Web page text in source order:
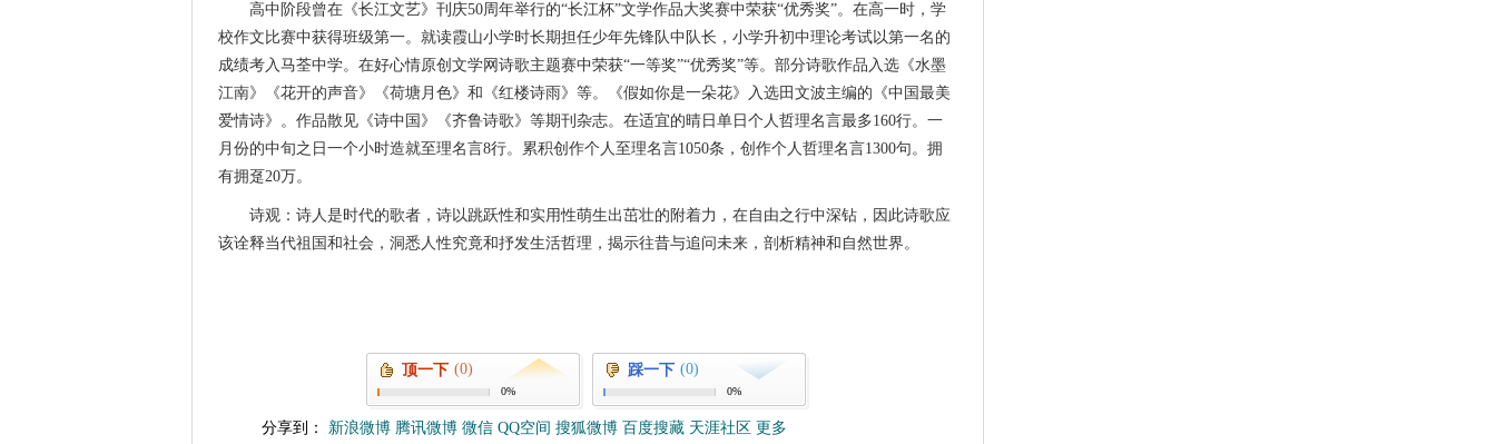
高中阶段曾在《长江文艺》刊庆50周年举行的“长江杯”文学作品大奖赛中荣获“优秀奖”。在高一时，学
校作文比赛中获得班级第一。就读霞山小学时长期担任少年先锋队中队长，小学升初中理论考试以第一名的
成绩考入马荃中学。在好心情原创文学网诗歌主题赛中荣获“一等奖”“优秀奖”等。部分诗歌作品入选《水墨
江南》《花开的声音》《荷塘月色》和《红楼诗雨》等。《假如你是一朵花》入选田文波主编的《中国最美
爱情诗》。作品散见《诗中国》《齐鲁诗歌》等期刊杂志。在适宜的晴日单日个人哲理名言最多160行。一
月份的中旬之日一个小时造就至理名言8行。累积创作个人至理名言1050条，创作个人哲理名言1300句。拥
有拥趸20万。
诗观：诗人是时代的歌者，诗以跳跃性和实用性萌生出茁壮的附着力，在自由之行中深钻，因此诗歌应
该诠释当代祖国和社会，洞悉人性究竟和抒发生活哲理，揭示往昔与追问未来，剖析精神和自然世界。
顶一下 (0)
0%
踩一下 (0)
0%
分享到： 新浪微博 腾讯微博 微信 QQ空间 搜狐微博 百度搜藏 天涯社区 更多